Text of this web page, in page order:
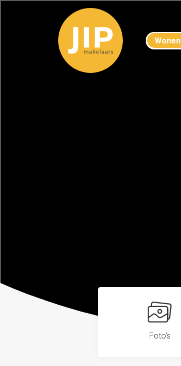
Wonen
Foto's